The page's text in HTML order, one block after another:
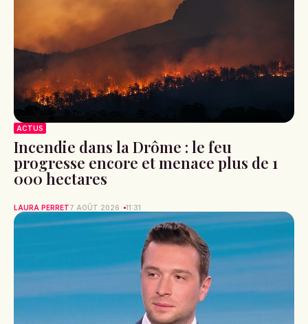
ACTUS
Incendie dans la Drôme : le feu
progresse encore et menace plus de 1
000 hectares
LAURA PERRET7 AOÛT 2026 11:31